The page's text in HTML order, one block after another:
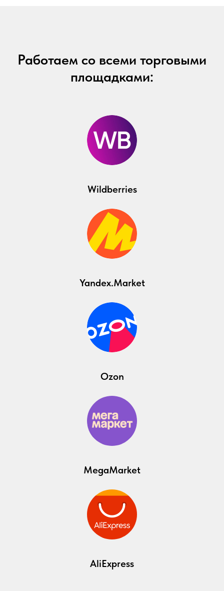
Работаем со всеми торговыми
площадками:
Wildberries
Yandex.Market
Ozon
MegaMarket
AliExpress